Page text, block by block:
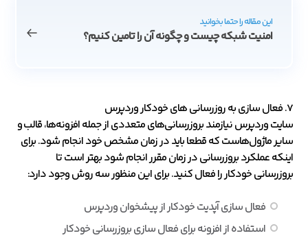
این مقاله را حتما بخوانید
امنیت شبکه چیست و چگونه آن را تامین کنیم؟
7. فعال سازی به روزرسانی های خودکار وردپرس
سایت وردپرس نیازمند بروزرسانی‌های متعددی از جمله افزونه‌ها، قالب و
سایر ماژول‌هاست که قطعا باید در زمان مشخص خود انجام شود. برای
اینکه عملکرد بروزرسانی در زمان مقرر انجام شود بهتر است تا
بروزرسانی خودکار را فعال کنید. برای این منظور سه روش وجود دارد:
فعال سازی آپدیت خودکار از پیشخوان وردپرس
استفاده از افزونه برای فعال سازی بروزرسانی خودکار